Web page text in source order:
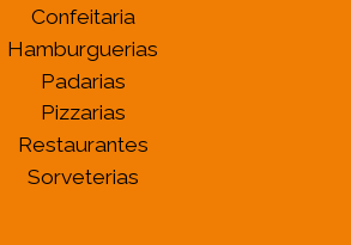
Confeitaria
Hamburguerias
Padarias
Pizzarias
Restaurantes
Sorveterias